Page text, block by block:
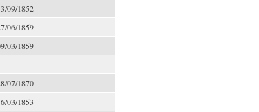
09/1852
06/1859
03/1859
07/1870
03/1853